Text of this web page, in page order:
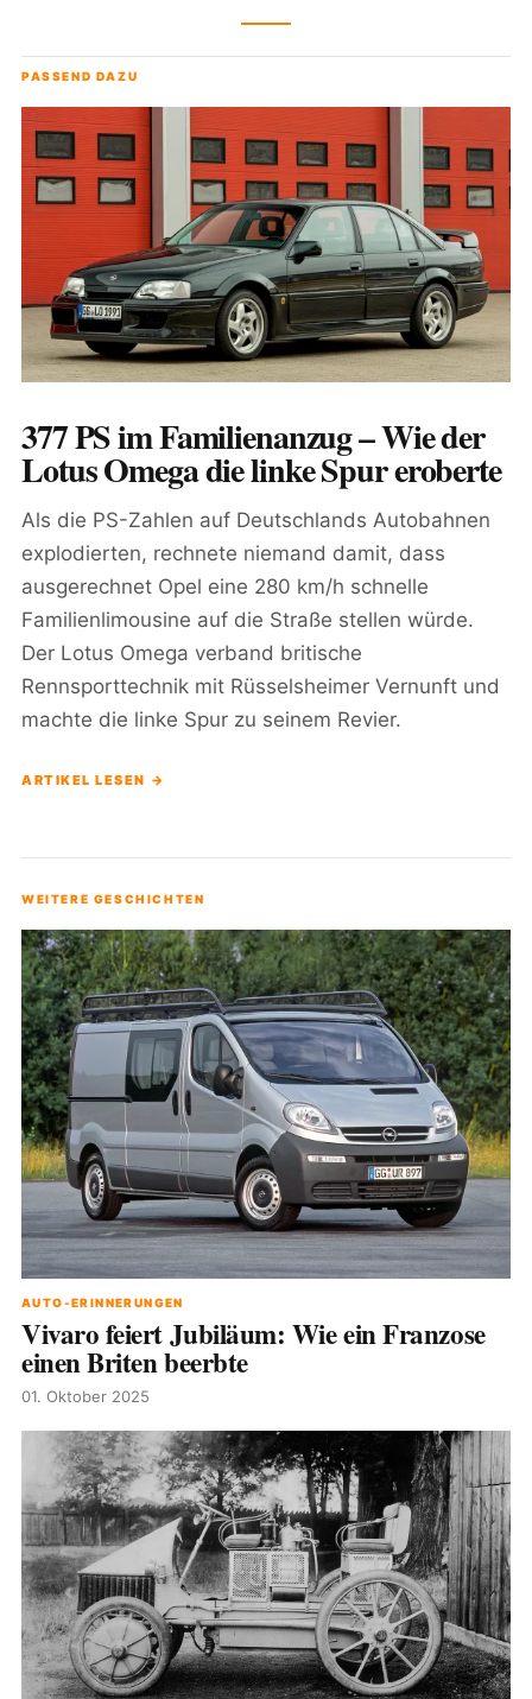
PASSEND DAZU
377 PS im Familienanzug – Wie der
Lotus Omega die linke Spur eroberte
Als die PS-Zahlen auf Deutschlands Autobahnen
explodierten, rechnete niemand damit, dass
ausgerechnet Opel eine 280 km/h schnelle
Familienlimousine auf die Straße stellen würde.
Der Lotus Omega verband britische
Rennsporttechnik mit Rüsselsheimer Vernunft und
machte die linke Spur zu seinem Revier.
ARTIKEL LESEN →
WEITERE GESCHICHTEN
AUTO-ERINNERUNGEN
Vivaro feiert Jubiläum: Wie ein Franzose
einen Briten beerbte
01. Oktober 2025